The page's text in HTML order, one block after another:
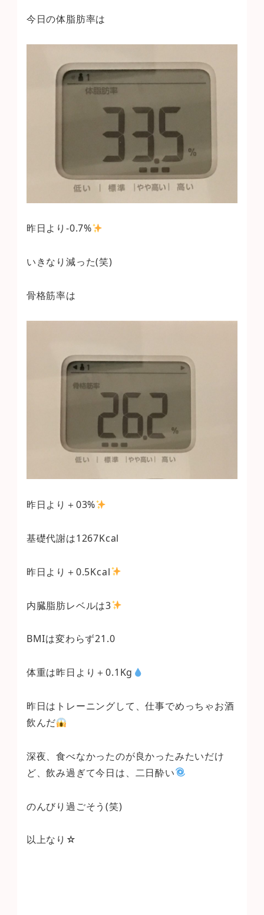
今日の体脂肪率は
昨日より-0.7%
いきなり減った(笑)
骨格筋率は
昨日より＋03%
基礎代謝は1267Kcal
昨日より＋0.5Kcal
内臓脂肪レベルは3
BMIは変わらず21.0
体重は昨日より＋0.1Kg
昨日はトレーニングして、仕事でめっちゃお酒
飲んだ
深夜、食べなかったのが良かったみたいだけ
ど、飲み過ぎて今日は、二日酔い
のんびり過ごそう(笑)
以上なり☆